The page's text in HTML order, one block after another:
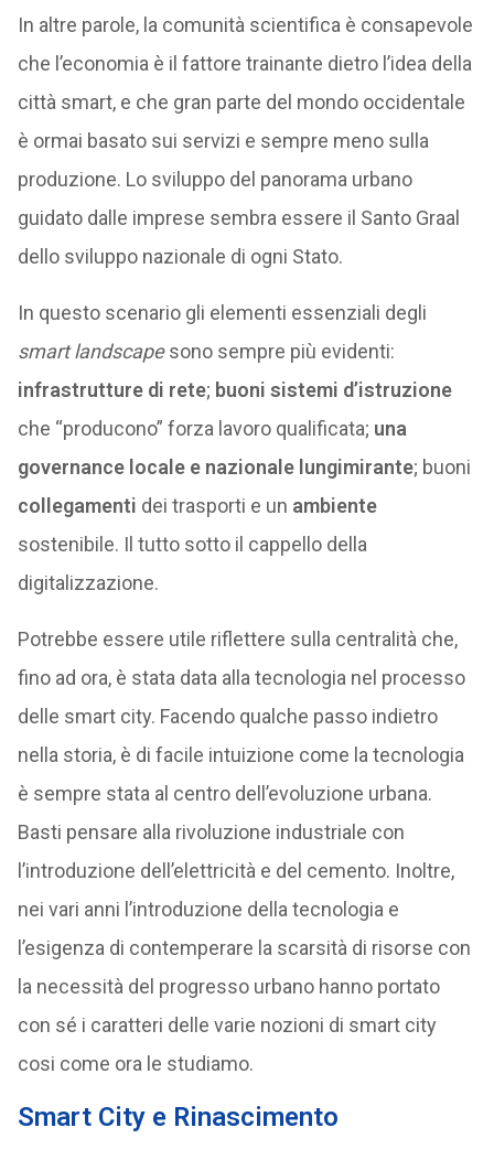
In altre parole, la comunità scientifica è consapevole
che l’economia è il fattore trainante dietro l’idea della
città smart, e che gran parte del mondo occidentale
è ormai basato sui servizi e sempre meno sulla
produzione. Lo sviluppo del panorama urbano
guidato dalle imprese sembra essere il Santo Graal
dello sviluppo nazionale di ogni Stato.
In questo scenario gli elementi essenziali degli
smart landscapesono sempre più evidenti:
infrastrutture di rete; buoni sistemi d’istruzione
che “producono” forza lavoro qualificata; una
governance locale e nazionale lungimirante; buoni
collegamenti dei trasporti e un ambiente
sostenibile. Il tutto sotto il cappello della
digitalizzazione.
Potrebbe essere utile riflettere sulla centralità che,
fino ad ora, è stata data alla tecnologia nel processo
delle smart city. Facendo qualche passo indietro
nella storia, è di facile intuizione come la tecnologia
è sempre stata al centro dell’evoluzione urbana.
Basti pensare alla rivoluzione industriale con
l’introduzione dell’elettricità e del cemento. Inoltre,
nei vari anni l’introduzione della tecnologia e
l’esigenza di contemperare la scarsità di risorse con
la necessità del progresso urbano hanno portato
con sé i caratteri delle varie nozioni di smart city
cosi come ora le studiamo.
Smart City e Rinascimento